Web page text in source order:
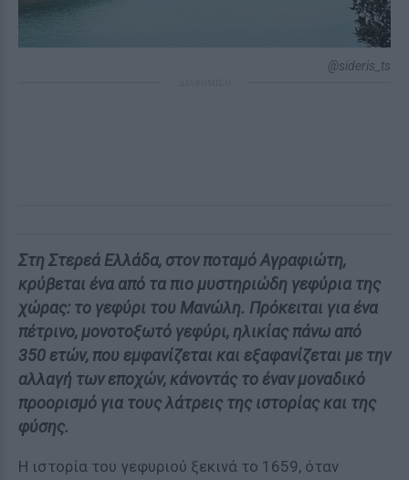
@sideris_ts
Στη Στερεά Ελλάδα, στον ποταμό Αγραφιώτη,
κρύβεται ένα από τα πιο μυστηριώδη γεφύρια της
χώρας: το γεφύρι του Μανώλη. Πρόκειται για ένα
πέτρινο, μονοτοξωτό γεφύρι, ηλικίας πάνω από
350 ετών, που εμφανίζεται και εξαφανίζεται με την
αλλαγή των εποχών, κάνοντάς το έναν μοναδικό
προορισμό για τους λάτρεις της ιστορίας και της
φύσης.
Η ιστορία του γεφυριού ξεκινά το 1659, όταν